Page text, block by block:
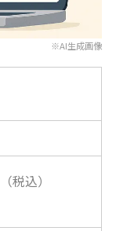
※AI生成画像
（税込）